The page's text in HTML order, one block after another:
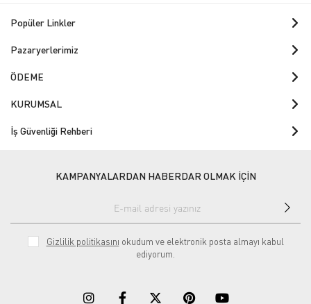
Popüler Linkler
Pazaryerlerimiz
ÖDEME
KURUMSAL
İş Güvenliği Rehberi
KAMPANYALARDAN HABERDAR OLMAK İÇİN
Gizlilik politikasını okudum ve elektronik posta almayı kabul
ediyorum.